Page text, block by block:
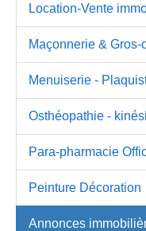
Location-Vente
Maçonnerie & Gros-
Menuiserie -
Osthéopathie -
Para-pharmacie
Peinture Décoration
Annonces